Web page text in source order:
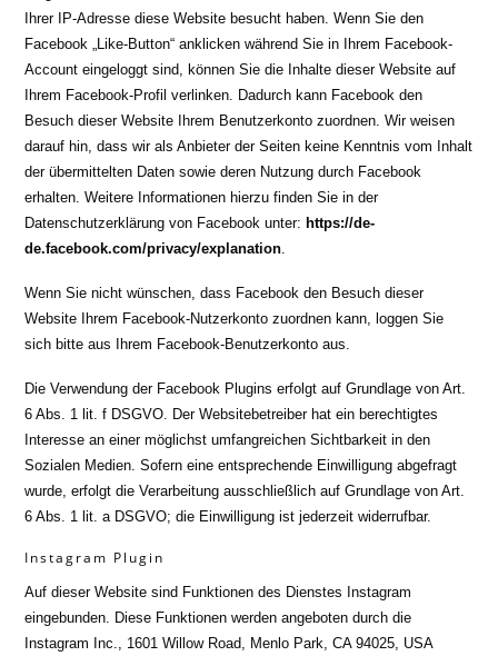
Ihrer IP-Adresse diese Website besucht haben. Wenn Sie den
Facebook „Like-Button“ anklicken während Sie in Ihrem Facebook-
Account eingeloggt sind, können Sie die Inhalte dieser Website auf
Ihrem Facebook-Profil verlinken. Dadurch kann Facebook den
Besuch dieser Website Ihrem Benutzerkonto zuordnen. Wir weisen
darauf hin, dass wir als Anbieter der Seiten keine Kenntnis vom Inhalt
der übermittelten Daten sowie deren Nutzung durch Facebook
erhalten. Weitere Informationen hierzu finden Sie in der
Datenschutzerklärung von Facebook unter:https://de-
de.facebook.com/privacy/explanation
Wenn Sie nicht wünschen, dass Facebook den Besuch dieser
Website Ihrem Facebook-Nutzerkonto zuordnen kann, loggen Sie
sich bitte aus Ihrem Facebook-Benutzerkonto aus.
Die Verwendung der Facebook Plugins erfolgt auf Grundlage von Art.
6 Abs. 1 lit. f DSGVO. Der Websitebetreiber hat ein berechtigtes
Interesse an einer möglichst umfangreichen Sichtbarkeit in den
Sozialen Medien. Sofern eine entsprechende Einwilligung abgefragt
wurde, erfolgt die Verarbeitung ausschließlich auf Grundlage von Art.
6 Abs. 1 lit. a DSGVO; die Einwilligung ist jederzeit widerrufbar.
Instagram Plugin
Auf dieser Website sind Funktionen des Dienstes Instagram
eingebunden. Diese Funktionen werden angeboten durch die
Instagram Inc., 1601 Willow Road, Menlo Park, CA 94025, USA